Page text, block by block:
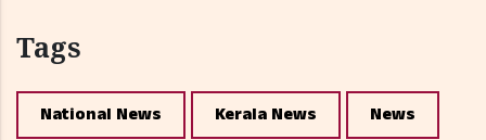
Tags
National News Kerala News News